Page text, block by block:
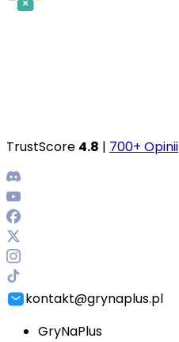
TrustScore 4.8 | 700+ Opinii
kontakt@grynaplus.pl
GryNaPlus